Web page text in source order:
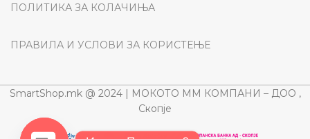
ПОЛИТИКА ЗА КОЛАЧИЊА
ПРАВИЛА И УСЛОВИ ЗА КОРИСТЕЊЕ
SmartShop.mk @ 2024 | МОКОТО ММ КОМПАНИ – ДОО ,
Скопје